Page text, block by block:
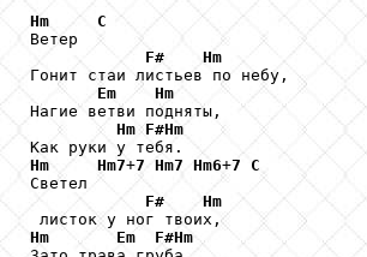
Hm
C
Ветер
F#
Hm
Гонит стаи листьев по небу,
Em
Hm
Нагие ветви подняты,
Hm F#Hm
Hm
Hm7+7 Hm7 Hm6+7
C
Светел
F#
Hm
Hm
Em
F#Hm